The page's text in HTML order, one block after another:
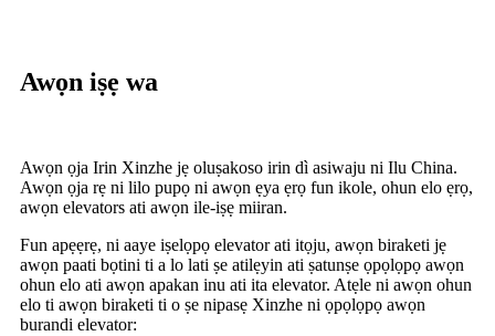
Awọn iṣẹ wa
Awọn ọja Irin Xinzhe jẹ oluṣakoso irin dì asiwaju ni Ilu China.
Awọn ọja rẹ ni lilo pupọ ni awọn ẹya ẹrọ fun ikole, ohun elo ẹrọ,
awọn elevators ati awọn ile-iṣẹ miiran.
Fun apẹẹrẹ, ni aaye iṣelọpọ elevator ati itọju, awọn biraketi jẹ
awọn paati bọtini ti a lo lati ṣe atilẹyin ati ṣatunṣe ọpọlọpọ awọn
ohun elo ati awọn apakan inu ati ita elevator. Atẹle ni awọn ohun
elo ti awọn biraketi ti o ṣe nipasẹ Xinzhe ni ọpọlọpọ awọn
burandi elevator: